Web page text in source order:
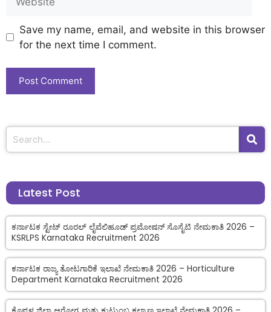
Save my name, email, and website in this browser
for the next time I comment.
Latest Post
ಕರ್ನಾಟಕ ಸ್ಟೇಟ್ ರೂರಲ್ ಲೈವೆಲಿಹೂಡ್ ಪ್ರಮೋಷನ್ ಸೊಸೈಟಿ ನೇಮಕಾತಿ 2026 –
KSRLPS Karnataka Recruitment 2026
ಕರ್ನಾಟಕ ರಾಜ್ಯ ತೋಟಗಾರಿಕೆ ಇಲಾಖೆ ನೇಮಕಾತಿ 2026 – Horticulture
Department Karnataka Recruitment 2026